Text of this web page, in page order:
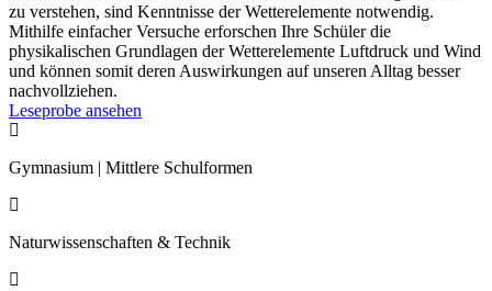
zu verstehen, sind Kenntnisse der Wetterelemente notwendig.
Mithilfe einfacher Versuche erforschen Ihre Schüler die
physikalischen Grundlagen der Wetterelemente Luftdruck und Wind
und können somit deren Auswirkungen auf unseren Alltag besser
nachvollziehen.
Leseprobe ansehen

Gymnasium | Mittlere Schulformen

Naturwissenschaften & Technik
